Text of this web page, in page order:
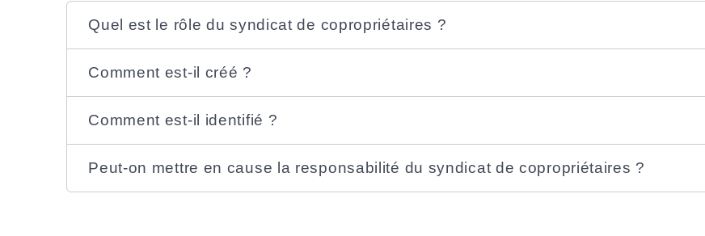
Quel est le rôle du syndicat de copropriétaires ?
Comment est-il créé ?
Comment est-il identifié ?
Peut-on mettre en cause la responsabilité du syndicat de copropriétaires ?